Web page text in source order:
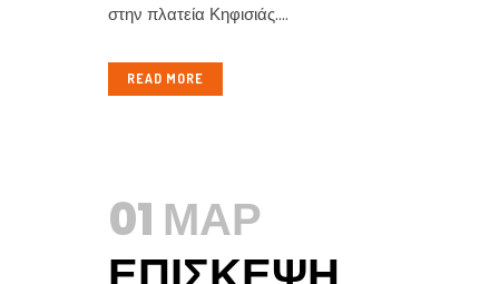
στην πλατεία Κηφισιάς....
READ MORE
01 ΜΑΡ